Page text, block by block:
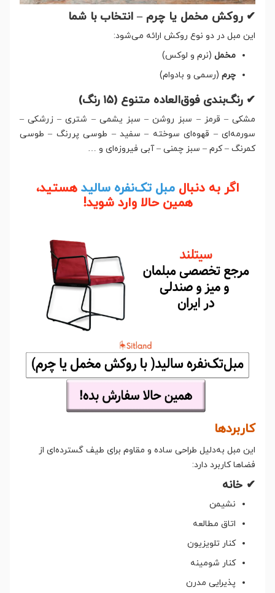
✔ روکش مخمل یا چرم – انتخاب با شما
این مبل در دو نوع روکش ارائه می‌شود:
مخمل (نرم و لوکس)
چرم (رسمی و بادوام)
✔ رنگ‌بندی فوق‌العاده متنوع (۱۵ رنگ)
مشکی – قرمز – سبز روشن – سبز یشمی – شتری – زرشکی –
سورمه‌ای – قهوه‌ای سوخته – سفید – طوسی پررنگ – طوسی
کمرنگ – کرم – سبز چمنی – آبی فیروزه‌ای و …
اگر به دنبالمبل تک‌نفره سالید هستید،
همین حالا وارد شوید!
کاربردها
این مبل به‌دلیل طراحی ساده و مقاوم برای طیف گسترده‌ای از
فضاها کاربرد دارد:
✔ خانه
نشیمن
اتاق مطالعه
کنار تلویزیون
کنار شومینه
پذیرایی مدرن